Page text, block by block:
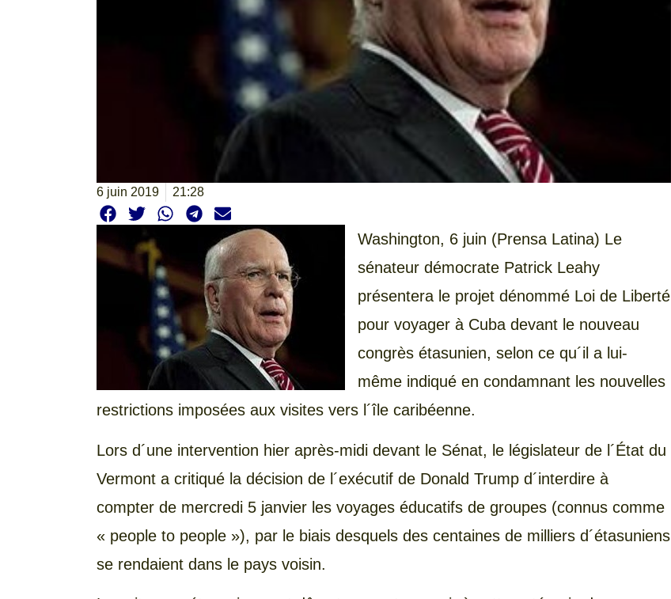
6 juin 2019 21:28
Washington, 6 juin (Prensa Latina) Le
sénateur démocrate Patrick Leahy
présentera le projet dénommé Loi de Liberté
pour voyager à Cuba devant le nouveau
congrès étasunien, selon ce qu´il a lui-
même indiqué en condamnant les nouvelles
restrictions imposées aux visites vers l´île caribéenne.
Lors d´une intervention hier après-midi devant le Sénat, le législateur de l´État du
Vermont a critiqué la décision de l´exécutif de Donald Trump d´interdire à
compter de mercredi 5 janvier les voyages éducatifs de groupes (connus comme
« people to people »), par le biais desquels des centaines de milliers d´étasuniens
se rendaient dans le pays voisin.